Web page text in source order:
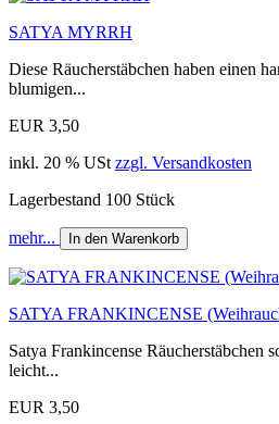
SATYA MYRRH
Diese Räucherstäbchen haben einen
blumigen...
EUR 3,50
inkl. 20 % USt zzgl. Versandkosten
Lagerbestand 100 Stück
mehr... In den Warenkorb
SATYA FRANKINCENSE
Satya Frankincense Räucherstäbchen
leicht...
EUR 3,50